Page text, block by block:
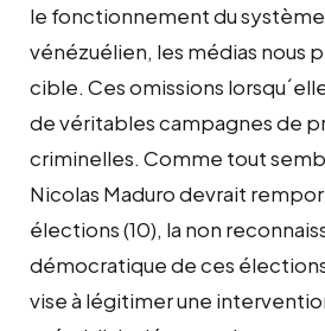
le fonctionnement du
vénézuélien, les médias nous
cible. Ces omissions
de véritables campagnes de
criminelles. Comme tout
Nicolas Maduro devrait
élections (10), la non
démocratique de ces
vise à légitimer une